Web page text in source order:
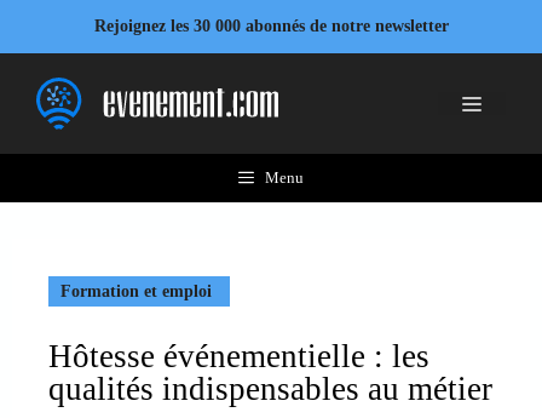
contenu
Rejoignez les 30 000 abonnés de notre newsletter
Menu
Menu
Formation et emploi
Hôtesse événementielle : les
qualités indispensables au métier